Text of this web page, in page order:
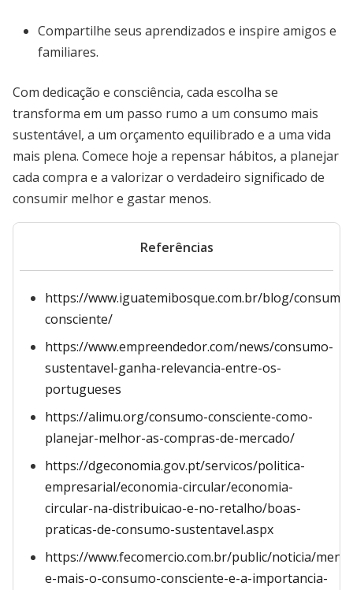
Compartilhe seus aprendizados e inspire amigos e
familiares.
Com dedicação e consciência, cada escolha se
transforma em um passo rumo a um consumo mais
sustentável, a um orçamento equilibrado e a uma vida
mais plena. Comece hoje a repensar hábitos, a planejar
cada compra e a valorizar o verdadeiro significado de
consumir melhor e gastar menos.
Referências
https://www.iguatemibosque.com.br/blog/consumo-
consciente/
https://www.empreendedor.com/news/consumo-
sustentavel-ganha-relevancia-entre-os-
portugueses
https://alimu.org/consumo-consciente-como-
planejar-melhor-as-compras-de-mercado/
https://dgeconomia.gov.pt/servicos/politica-
empresarial/economia-circular/economia-
circular-na-distribuicao-e-no-retalho/boas-
praticas-de-consumo-sustentavel.aspx
https://www.fecomercio.com.br/public/noticia/
e-mais-o-consumo-consciente-e-a-importancia-